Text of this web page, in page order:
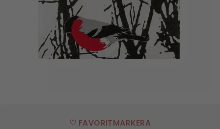
♡ FAVORITMARKERA